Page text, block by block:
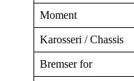
Moment
Karosseri / Chassis
Bremser for